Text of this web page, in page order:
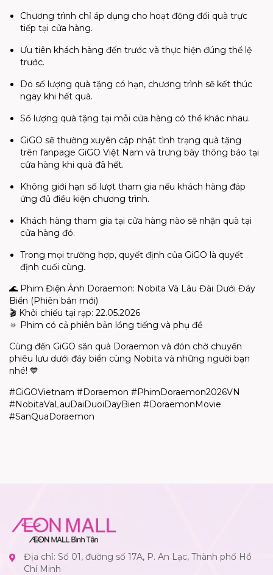
Chương trình chỉ áp dụng cho hoạt động đổi quà trực
tiếp tại cửa hàng.
Ưu tiên khách hàng đến trước và thực hiện đúng thể lệ
trước.
Do số lượng quà tặng có hạn, chương trình sẽ kết thúc
ngay khi hết quà.
Số lượng quà tặng tại mỗi cửa hàng có thể khác nhau.
GiGO sẽ thường xuyên cập nhật tình trạng quà tặng
trên fanpage GiGO Việt Nam và trưng bày thông báo tại
cửa hàng khi quà đã hết.
Không giới hạn số lượt tham gia nếu khách hàng đáp
ứng đủ điều kiện chương trình.
Khách hàng tham gia tại cửa hàng nào sẽ nhận quà tại
cửa hàng đó.
Trong mọi trường hợp, quyết định của GiGO là quyết
định cuối cùng.
🌊 Phim Điện Ảnh Doraemon: Nobita Và Lâu Đài Dưới Đáy
Biển (Phiên bản mới)
🎬 Khởi chiếu tại rạp: 22.05.2026
🔅 Phim có cả phiên bản lồng tiếng và phụ đề
Cùng đến GiGO săn quà Doraemon và đón chờ chuyến
phiêu lưu dưới đáy biển cùng Nobita và những người bạn
nhé! 💙
#GiGOVietnam #Doraemon #PhimDoraemon2026VN
#NobitaVaLauDaiDuoiDayBien #DoraemonMovie
#SanQuaDoraemon
Địa chỉ: Số 01, đường số 17A, P. An Lạc, Thành phố Hồ
Chí Minh